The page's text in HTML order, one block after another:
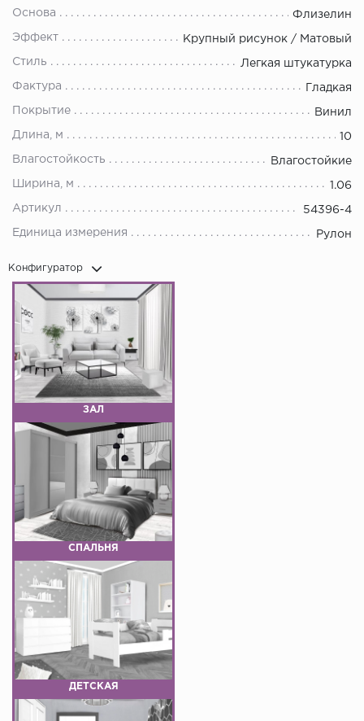
Основа Флизелин
Эффект Крупный рисунок / Матовый
Стиль Легкая штукатурка
Фактура Гладкая
Покрытие Винил
Длина, м 10
Влагостойкость Влагостойкие
Ширина, м 1.06
Артикул 54396-4
Единица измерения Рулон
Конфигуратор
ЗАЛ
СПАЛЬНЯ
ДЕТСКАЯ